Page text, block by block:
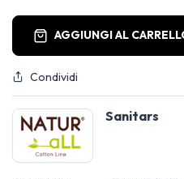
AGGIUNGI AL
Condividi
Sanitars